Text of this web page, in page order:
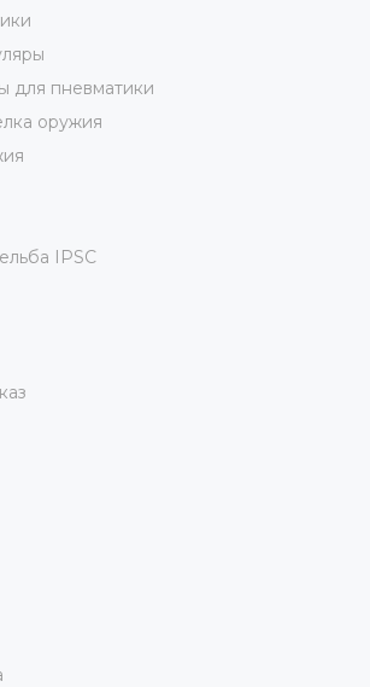
для пневматики
оружия
IPSC